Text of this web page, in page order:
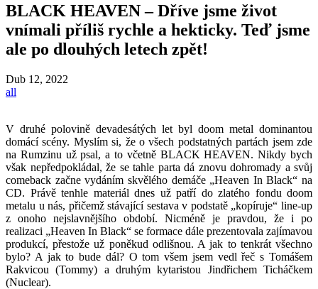
BLACK HEAVEN – Dříve jsme život
vnímali příliš rychle a hekticky. Teď jsme
ale po dlouhých letech zpět!
Dub 12, 2022
all
V druhé polovině devadesátých let byl doom metal dominantou
domácí scény. Myslím si, že o všech podstatných partách jsem zde
na Rumzinu už psal, a to včetně BLACK HEAVEN. Nikdy bych
však nepředpokládal, že se tahle parta dá znovu dohromady a svůj
comeback začne vydáním skvělého demáče „Heaven In Black“ na
CD. Právě tenhle materiál dnes už patří do zlatého fondu doom
metalu u nás, přičemž stávající sestava v podstatě „kopíruje“ line-up
z onoho nejslavnějšího období. Nicméně je pravdou, že i po
realizaci „Heaven In Black“ se formace dále prezentovala zajímavou
produkcí, přestože už poněkud odlišnou. A jak to tenkrát všechno
bylo? A jak to bude dál? O tom všem jsem vedl řeč s Tomášem
Rakvicou (Tommy) a druhým kytaristou Jindřichem Ticháčkem
(Nuclear).